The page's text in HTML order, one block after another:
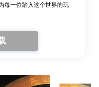
每一位踏入这个世界的玩